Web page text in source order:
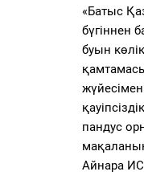
«Батыс
бүгіннен
буын
пандус
Айнара